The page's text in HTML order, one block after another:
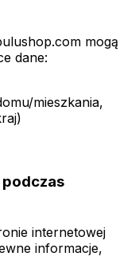
mogą
dane:
mieszkania,
internetowej
informacje,